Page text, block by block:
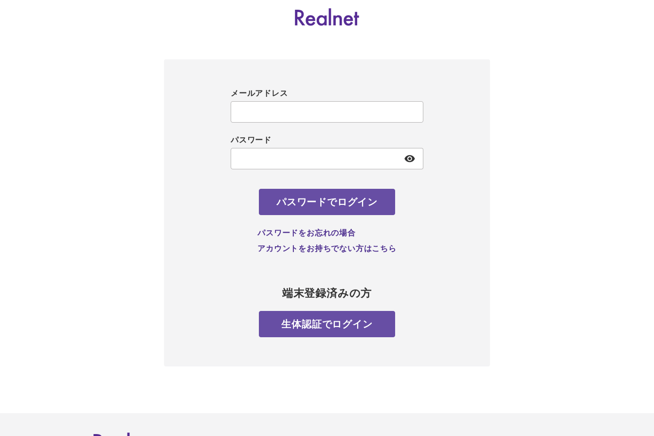
メールアドレス
パスワード
パスワードでログイン
パスワードをお忘れの場合
アカウントをお持ちでない方はこちら
端末登録済みの方
生体認証でログイン